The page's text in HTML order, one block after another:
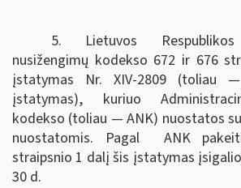
5. Lietuvos Respublikos
nusižengimų kodekso 672 ir 676
įstatymas Nr. XIV-2809 (toliau
įstatymas), kuriuo
kodekso (toliau — ANK) nuostatos
nuostatomis. Pagal ANK
straipsnio 1 dalį šis įstatymas
30 d.